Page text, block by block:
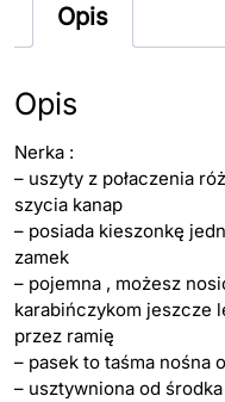
Opis
Opis
Nerka :
– uszyty z połaczenia
szycia kanap
– posiada kieszonkę
zamek
– pojemna , możesz
karabińczykom jeszcze
przez ramię
– pasek to taśma nośna
– usztywniona od środka